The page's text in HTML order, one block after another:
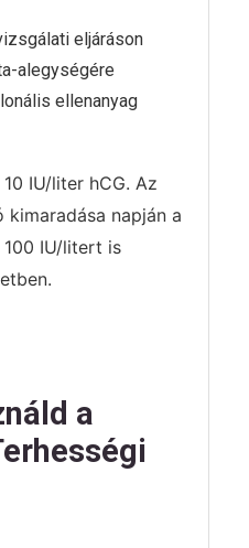
eljáráson
alegységére
ellenanyag
IU/liter hCG. Az
kimaradása napján a
IU/litert is
a